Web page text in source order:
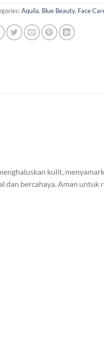
Aquila, Blue Beauty, Face
kulit,
bercahaya. Aman untuk